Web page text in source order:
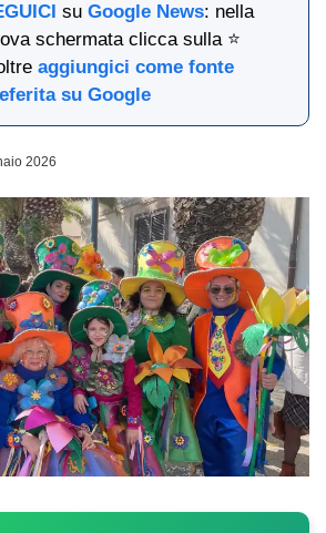
suGoogle News: nella
schermata clicca sulla ⭐
aggiungici come fonte
su Google
2026